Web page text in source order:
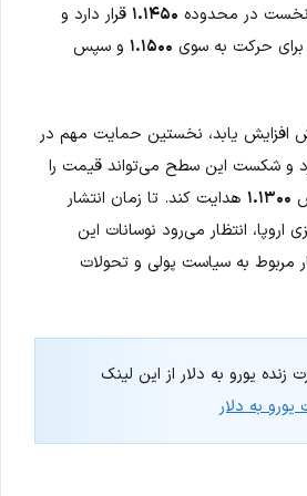
نخست در محدوده ۱.۱۴۵۰ قرار دارد و
برای حرکت به سوی ۱.۱۵۰۰ و سپس
افزایش یابد، نخستین حمایت مهم در
و شکست این سطح می‌تواند قیمت را
۱.۱۳۰۰ هدایت کند. تا زمان انتشار
انتظار می‌رود نوسانات این
مربوط به سیاست پولی و تحولات
زنده یورو به دلار از این لینک
یورو به دلار